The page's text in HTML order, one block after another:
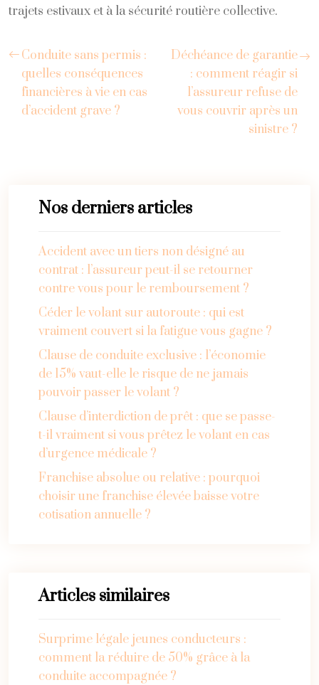
trajets estivaux et à la sécurité routière collective.
Conduite sans permis :
quelles conséquences
financières à vie en cas
d’accident grave ?
Déchéance de garantie
: comment réagir si
l’assureur refuse de
vous couvrir après un
sinistre ?
Nos derniers articles
Accident avec un tiers non désigné au
contrat : l’assureur peut-il se retourner
contre vous pour le remboursement ?
Céder le volant sur autoroute : qui est
vraiment couvert si la fatigue vous gagne ?
Clause de conduite exclusive : l’économie
de 15% vaut-elle le risque de ne jamais
pouvoir passer le volant ?
Clause d’interdiction de prêt : que se passe-
t-il vraiment si vous prêtez le volant en cas
d’urgence médicale ?
Franchise absolue ou relative : pourquoi
choisir une franchise élevée baisse votre
cotisation annuelle ?
Articles similaires
Surprime légale jeunes conducteurs :
comment la réduire de 50% grâce à la
conduite accompagnée ?